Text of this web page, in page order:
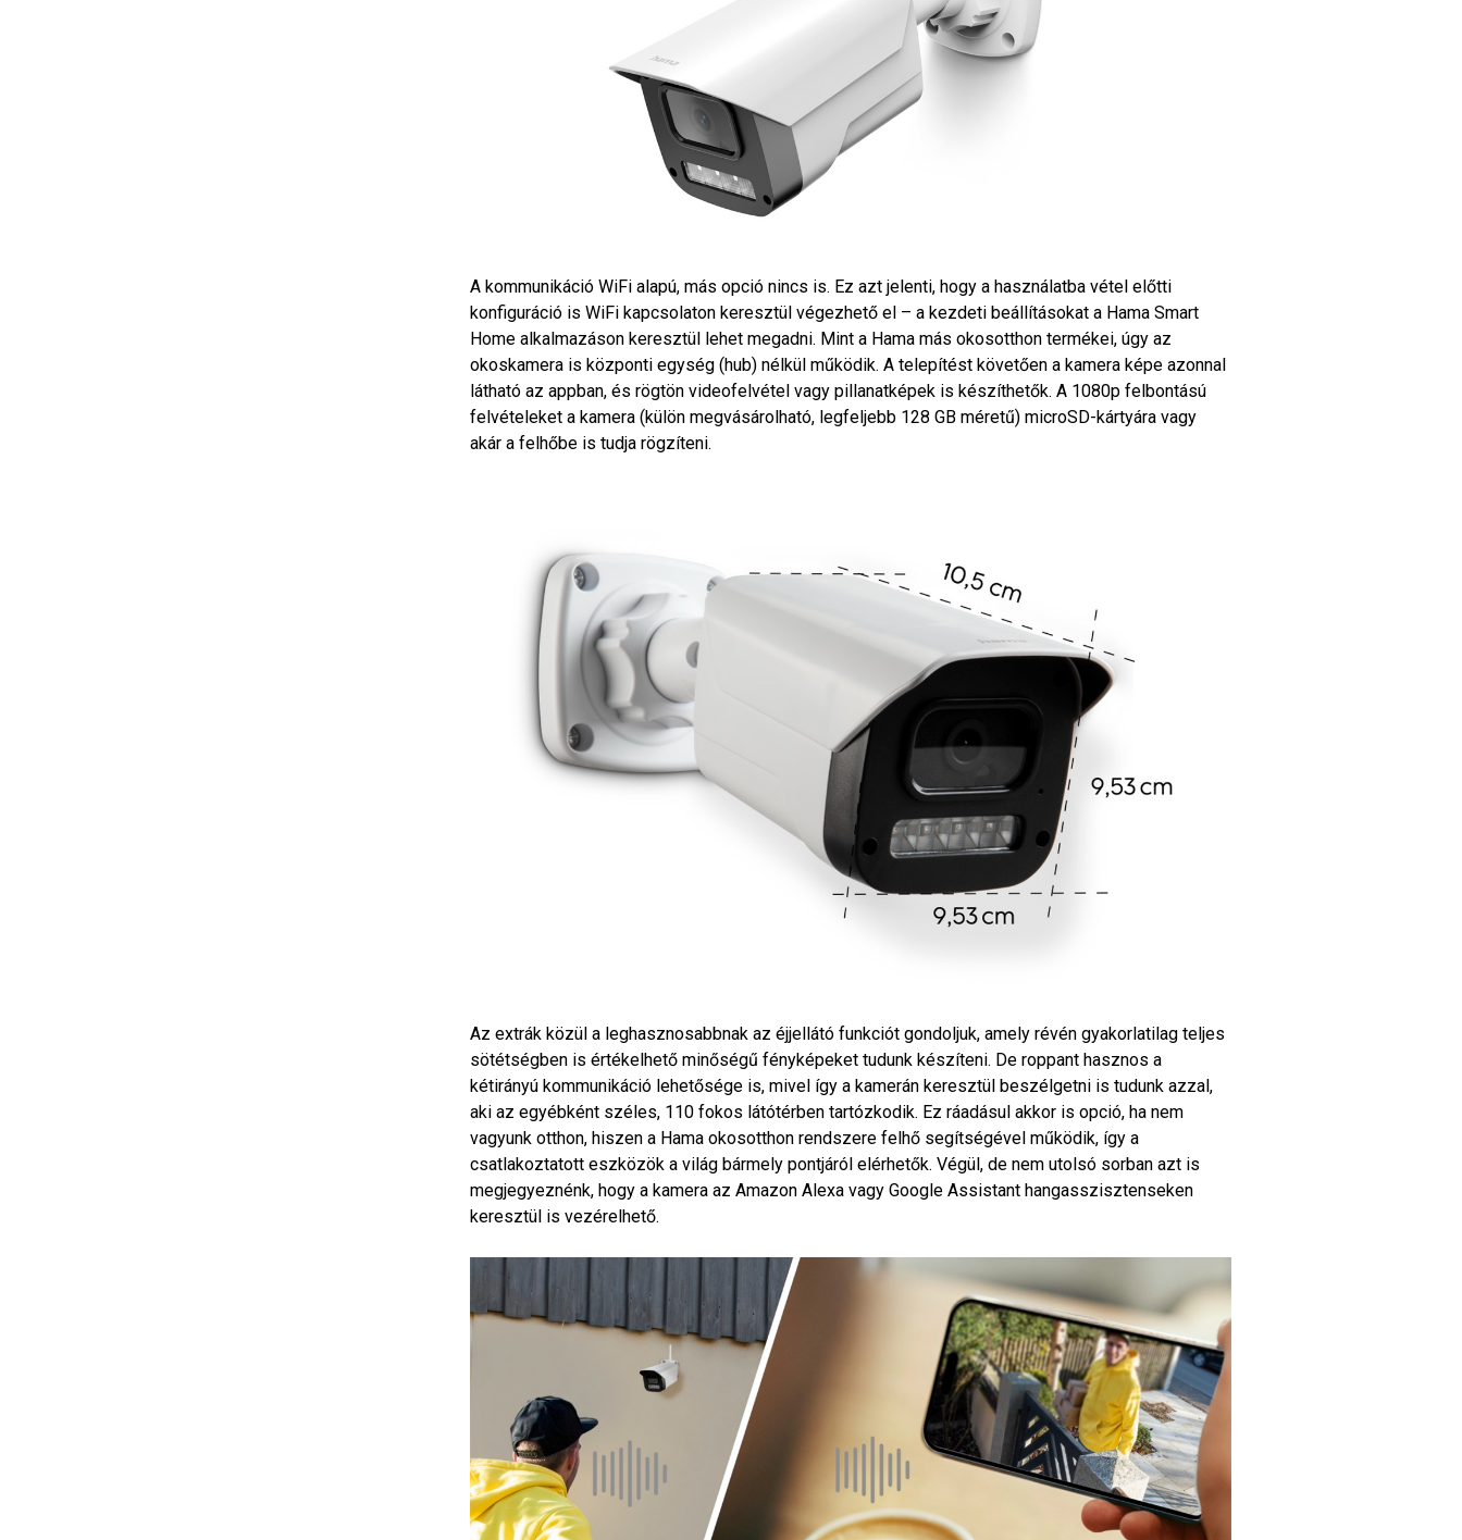
A kommunikáció WiFi alapú, más opció nincs is. Ez azt jelenti, hogy a használatba vétel előtti
konfiguráció is WiFi kapcsolaton keresztül végezhető el – a kezdeti beállításokat a Hama Smart
Home alkalmazáson keresztül lehet megadni. Mint a Hama más okosotthon termékei, úgy az
okoskamera is központi egység (hub) nélkül működik. A telepítést követően a kamera képe azonnal
látható az appban, és rögtön videofelvétel vagy pillanatképek is készíthetők. A 1080p felbontású
felvételeket a kamera (külön megvásárolható, legfeljebb 128 GB méretű) microSD-kártyára vagy
akár a felhőbe is tudja rögzíteni.
Az extrák közül a leghasznosabbnak az éjjellátó funkciót gondoljuk, amely révén gyakorlatilag teljes
sötétségben is értékelhető minőségű fényképeket tudunk készíteni. De roppant hasznos a
kétirányú kommunikáció lehetősége is, mivel így a kamerán keresztül beszélgetni is tudunk azzal,
aki az egyébként széles, 110 fokos látótérben tartózkodik. Ez ráadásul akkor is opció, ha nem
vagyunk otthon, hiszen a Hama okosotthon rendszere felhő segítségével működik, így a
csatlakoztatott eszközök a világ bármely pontjáról elérhetők. Végül, de nem utolsó sorban azt is
megjegyeznénk, hogy a kamera az Amazon Alexa vagy Google Assistant hangasszisztenseken
keresztül is vezérelhető.